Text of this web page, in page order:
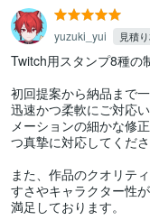
yuzuki_yui 見積
Twitch用スタンプ8種の
初回提案から納品まで
迅速かつ柔軟にご対応
メーションの細かな修
つ真摯に対応してくだ
また、作品のクオリテ
すさやキャラクター性
満足しております。